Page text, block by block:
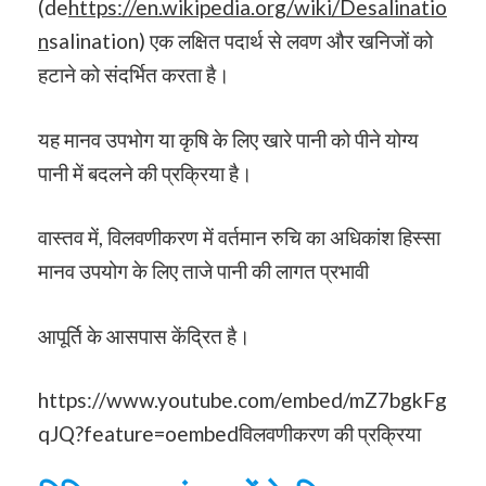
(dehttps://en.wikipedia.org/wiki/Desalinatio
nsalination) एक लक्षित पदार्थ से लवण और खनिजों को
हटाने को संदर्भित करता है।
यह मानव उपभोग या कृषि के लिए खारे पानी को पीने योग्य
पानी में बदलने की प्रक्रिया है।
वास्तव में, विलवणीकरण में वर्तमान रुचि का अधिकांश हिस्सा
मानव उपयोग के लिए ताजे पानी की लागत प्रभावी
आपूर्ति के आसपास केंद्रित है।
https://www.youtube.com/embed/mZ7bgkFg
qJQ?feature=oembedविलवणीकरण की प्रक्रिया